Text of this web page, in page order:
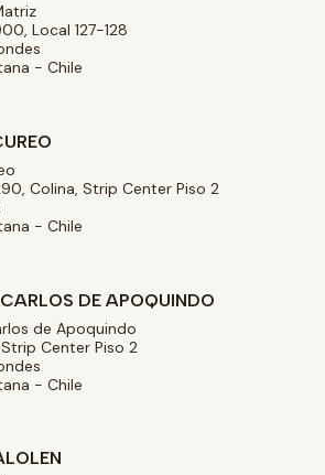
Local 127-128
- Chile
Colina, Strip Center Piso 2
- Chile
DE APOQUINDO
de Apoquindo
Strip Center Piso 2
- Chile